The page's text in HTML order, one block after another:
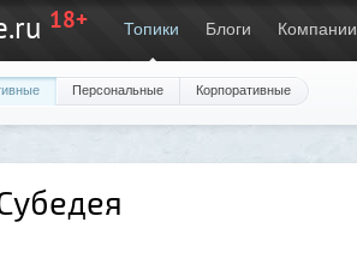
18+ Топики Блоги Компании
Персональные Корпоративные